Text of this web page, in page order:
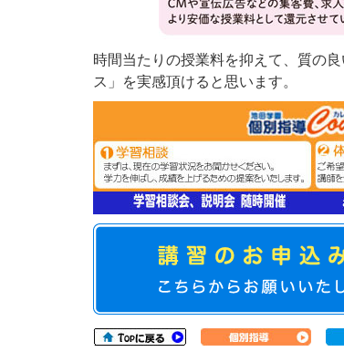
時間当たりの授業料を抑えて、質の
ス」を実感頂けると思います。